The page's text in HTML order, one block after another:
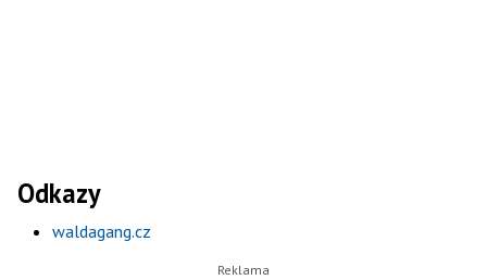
Odkazy
waldagang.cz